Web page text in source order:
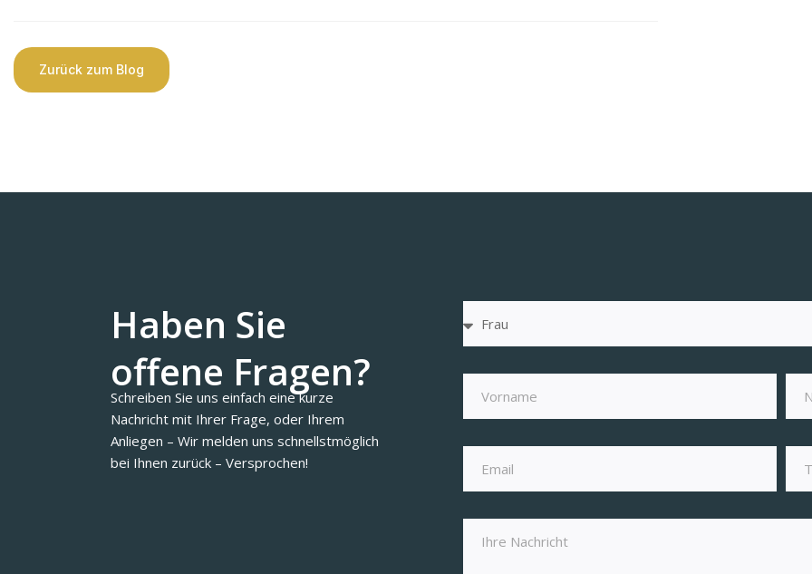
Zurück zum Blog
Haben Sie
offene Fragen?
Schreiben Sie uns einfach eine kurze
Nachricht mit Ihrer Frage, oder Ihrem
Anliegen – Wir melden uns schnellstmöglich
bei Ihnen zurück – Versprochen!